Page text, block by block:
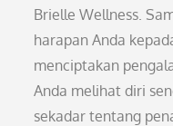
Brielle Wellness.
harapan Anda
menciptakan
Anda melihat diri
sekadar tentang